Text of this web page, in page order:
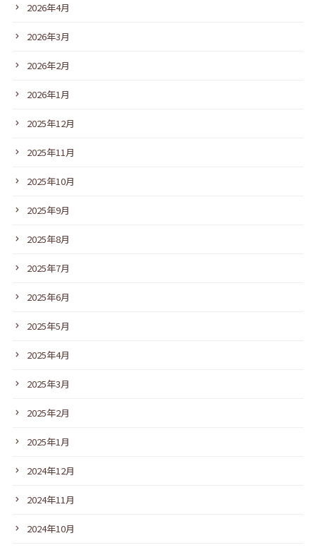
2026年4月
2026年3月
2026年2月
2026年1月
2025年12月
2025年11月
2025年10月
2025年9月
2025年8月
2025年7月
2025年6月
2025年5月
2025年4月
2025年3月
2025年2月
2025年1月
2024年12月
2024年11月
2024年10月